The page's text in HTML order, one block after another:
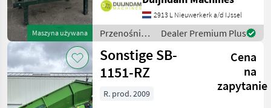
Maszyna używana
Kistenfüller: Die best
KistenfüllungBreite Band 7
2913 L Nieuwerkerk a/d IJssel
Przenośniki
/ Sonstige
Dealer Premium Plus
Sonstige SB-
1151-RZ
Cena
na
zapytanie
R. prod. 2009